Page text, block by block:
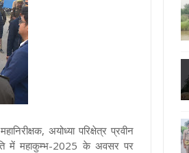
अयोध्या परिक्षेत्र प्रवीन
में महाकुम्भ-2025 के अवसर पर